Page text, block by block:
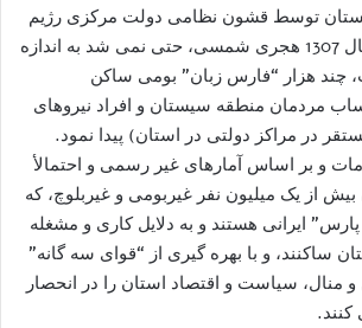
توسط قشون نظامی دولت مرکزی رژیم
رضاشاه پهلوی در سال 1307 هجری شمسی، حتی نمی شد به اندازه
چند هزار “فارس زبان” بومی ساکن
مردمان منطقه سیستان و افراد نیروهای
در مراکز دولتی در استان) پیدا نمود.
و بر اساس آمارهای غیر رسمی و احتمالأ
بیش از یک میلیون نفر غیربومی و غیربلوچ، که
ایرانی هستند و به دلایل کاری و مشغله
ساکنند، و با بهره گیری از “قوای سه گانه”
سیاست و اقتصاد استان را در انحصار
کنند.